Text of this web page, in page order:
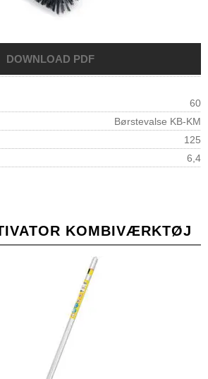
60
Børstevalse KB-KM
125
6,4
KOMBIVÆRKTØJ